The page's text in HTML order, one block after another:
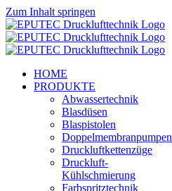
Zum Inhalt springen
HOME
PRODUKTE
Abwassertechnik
Blasdüsen
Blaspistolen
Doppelmembranpumpen
Druckluftkettenzüge
Druckluft-
Kühlschmierung
Farbspritztechnik